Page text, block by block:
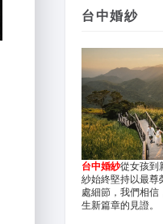
台中婚紗
台中婚紗從女孩到
紗始終堅持以最尊
處細節，我們相信
生新篇章的見證。